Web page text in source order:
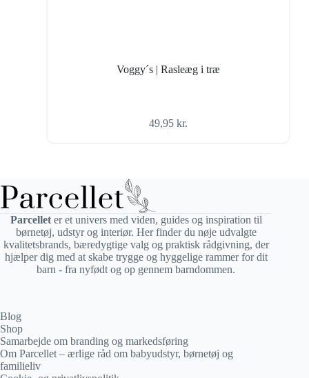
Voggy´s | Rasleæg i træ
49,95 kr.
Parcelleter et univers med viden, guides og inspiration til
børnetøj, udstyr og interiør. Her finder du nøje udvalgte
kvalitetsbrands, bæredygtige valg og praktisk rådgivning, der
hjælper dig med at skabe trygge og hyggelige rammer for dit
barn - fra nyfødt og op gennem barndommen.
Blog
Shop
Samarbejde om branding og markedsføring
Om Parcellet – ærlige råd om babyudstyr, børnetøj og
familieliv